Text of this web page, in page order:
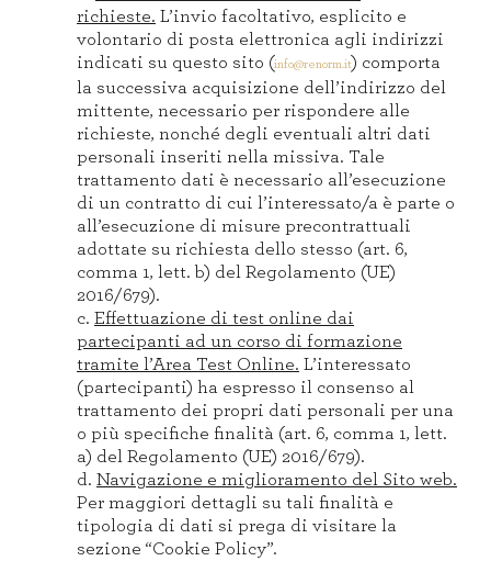
richieste. L’invio facoltativo, esplicito e
volontario di posta elettronica agli indirizzi
indicati su questo sito (info@renorm.it) comporta
la successiva acquisizione dell’indirizzo del
mittente, necessario per rispondere alle
richieste, nonché degli eventuali altri dati
personali inseriti nella missiva. Tale
trattamento dati è necessario all’esecuzione
di un contratto di cui l’interessato/a è parte o
all’esecuzione di misure precontrattuali
adottate su richiesta dello stesso (art. 6,
comma 1, lett. b) del Regolamento (UE)
2016/679).
c. Effettuazione di test online dai
partecipanti ad un corso di formazione
tramite l’Area Test Online. L’interessato
(partecipanti) ha espresso il consenso al
trattamento dei propri dati personali per una
o più specifiche finalità (art. 6, comma 1, lett.
a) del Regolamento (UE) 2016/679).
d. Navigazione e miglioramento del Sito web.
Per maggiori dettagli su tali finalità e
tipologia di dati si prega di visitare la
sezione “Cookie Policy”.